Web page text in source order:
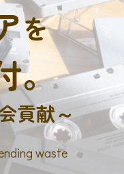
を
。
貢献～
waste